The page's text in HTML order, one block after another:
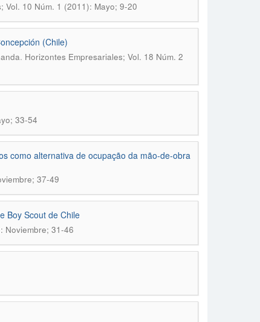
Vol. 10 Núm. 1 (2011): Mayo; 9-20
(Chile)
. Horizontes Empresariales; Vol. 18 Núm. 2
33-54
como alternativa de ocupação da mão-de-obra
37-49
Boy Scout de Chile
Noviembre; 31-46